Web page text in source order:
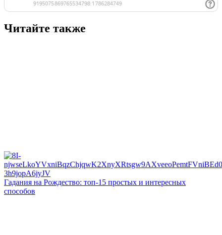
Читайте также
Гадания на Рождество: топ-15 простых и интересных
способов